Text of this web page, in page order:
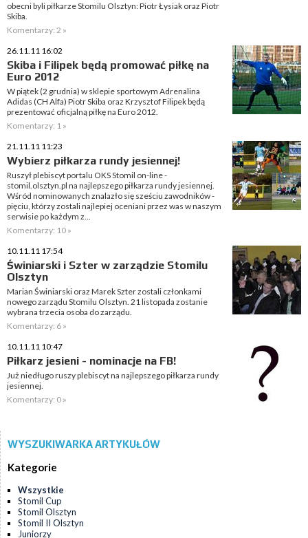
obecni byli piłkarze Stomilu Olsztyn: Piotr Łysiak oraz Piotr
Skiba.
Komentarzy: 2 »
26.11.11 16:02
Skiba i Filipek będą promować piłkę na
Euro 2012
W piątek (2 grudnia) w sklepie sportowym Adrenalina
Adidas (CH Alfa) Piotr Skiba oraz Krzysztof Filipek będą
prezentować oficjalną piłkę na Euro 2012.
Komentarzy: 1 »
21.11.11 11:23
Wybierz piłkarza rundy jesiennej!
Ruszył plebiscyt portalu OKS Stomil on-line -
stomil.olsztyn.pl na najlepszego piłkarza rundy jesiennej.
Wśród nominowanych znalazło się sześciu zawodników -
pięciu, którzy zostali najlepiej oceniani przez was w naszym
serwisie po każdym z...
Komentarzy: 10 »
10.11.11 17:54
Świniarski i Szter w zarządzie Stomilu
Olsztyn
Marian Świniarski oraz Marek Szter zostali członkami
nowego zarządu Stomilu Olsztyn. 21 listopada zostanie
wybrana trzecia osoba do zarządu.
Komentarzy: 6 »
10.11.11 10:47
Piłkarz jesieni - nominacje na FB!
Już niedługo ruszy plebiscyt na najlepszego piłkarza rundy
jesiennej.
Komentarzy: 0 »
WYSZUKIWARKA ARTYKUŁÓW
Kategorie
Wszystkie
Stomil Cup
Stomil Olsztyn
Stomil II Olsztyn
Juniorzy